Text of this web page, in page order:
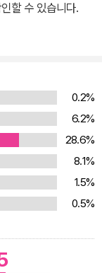
었다. 그 과정에
주함과 동시에, 까
이스와의 오래된
택을 하게 될까?원
라인과 전자책을
의 지속적인 요구
. 엘릭시르는 『블
였던 『윈터러』 완
세심한 가필 수정
으로 완간하였다.
할 수 있습니다.
0.2%
6.2%
28.6%
8.1%
1.5%
0.5%